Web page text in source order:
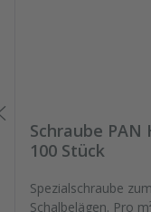
Schraube PAN
100 Stück
Spezialschraube
Schalbelägen. Pro